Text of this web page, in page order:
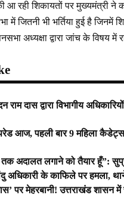
आ रही शिकायतों पर मुख्यमंत्री
में जितनी भी भर्तिया हुई है जिनमें
अध्यक्षा द्वारा जांच के विषय
राम दास द्वारा विभागीय
आज, पहली बार 9 महिला कैडेट्स
तक अदालत लगाने को तैयार हूँ”:
अधिकारी के काफिले पर हमला,
पर मेहरबानी! उत्तराखंड शासन